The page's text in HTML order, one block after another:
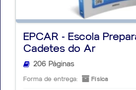
EPCAR - Escola
Cadetes do Ar
206 Páginas
Forma de entrega: Física